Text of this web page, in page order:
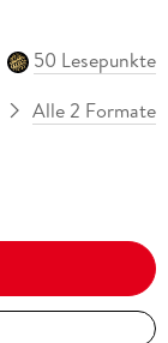
50 Lesepunkte
Alle 2 Formate